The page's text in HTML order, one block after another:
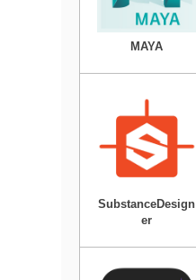
MAYA
SubstanceDesign
er